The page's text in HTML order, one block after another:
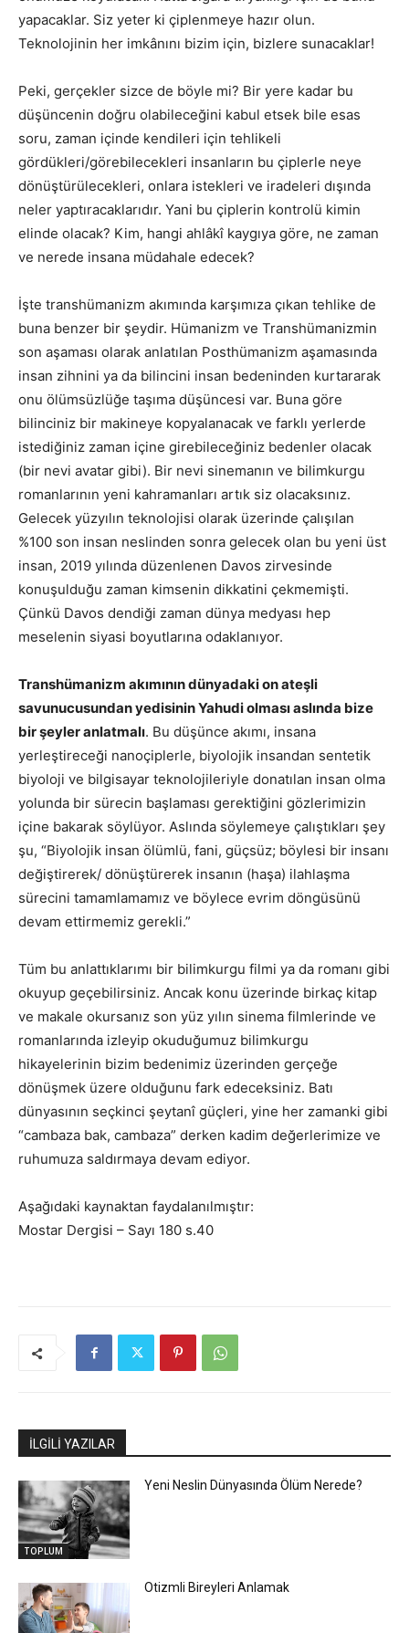
yapacaklar. Siz yeter ki çiplenmeye hazır olun.
Teknolojinin her imkânını bizim için, bizlere sunacaklar!
Peki, gerçekler sizce de böyle mi? Bir yere kadar bu
düşüncenin doğru olabileceğini kabul etsek bile esas
soru, zaman içinde kendileri için tehlikeli
gördükleri/görebilecekleri insanların bu çiplerle neye
dönüştürülecekleri, onlara istekleri ve iradeleri dışında
neler yaptıracaklarıdır. Yani bu çiplerin kontrolü kimin
elinde olacak? Kim, hangi ahlâkî kaygıya göre, ne zaman
ve nerede insana müdahale edecek?
İşte transhümanizm akımında karşımıza çıkan tehlike de
buna benzer bir şeydir. Hümanizm ve Transhümanizmin
son aşaması olarak anlatılan Posthümanizm aşamasında
insan zihnini ya da bilincini insan bedeninden kurtararak
onu ölümsüzlüğe taşıma düşüncesi var. Buna göre
bilinciniz bir makineye kopyalanacak ve farklı yerlerde
istediğiniz zaman içine girebileceğiniz bedenler olacak
(bir nevi avatar gibi). Bir nevi sinemanın ve bilimkurgu
romanlarının yeni kahramanları artık siz olacaksınız.
Gelecek yüzyılın teknolojisi olarak üzerinde çalışılan
%100 son insan neslinden sonra gelecek olan bu yeni üst
insan, 2019 yılında düzenlenen Davos zirvesinde
konuşulduğu zaman kimsenin dikkatini çekmemişti.
Çünkü Davos dendiği zaman dünya medyası hep
meselenin siyasi boyutlarına odaklanıyor.
Transhümanizm akımının dünyadaki on ateşli
savunucusundan yedisinin Yahudi olması aslında bize
bir şeyler anlatmalı. Bu düşünce akımı, insana
yerleştireceği nanoçiplerle, biyolojik insandan sentetik
biyoloji ve bilgisayar teknolojileriyle donatılan insan olma
yolunda bir sürecin başlaması gerektiğini gözlerimizin
içine bakarak söylüyor. Aslında söylemeye çalıştıkları şey
şu, “Biyolojik insan ölümlü, fani, güçsüz; böylesi bir insanı
değiştirerek/ dönüştürerek insanın (haşa) ilahlaşma
sürecini tamamlamamız ve böylece evrim döngüsünü
devam ettirmemiz gerekli.”
Tüm bu anlattıklarımı bir bilimkurgu filmi ya da romanı gibi
okuyup geçebilirsiniz. Ancak konu üzerinde birkaç kitap
ve makale okursanız son yüz yılın sinema filmlerinde ve
romanlarında izleyip okuduğumuz bilimkurgu
hikayelerinin bizim bedenimiz üzerinden gerçeğe
dönüşmek üzere olduğunu fark edeceksiniz. Batı
dünyasının seçkinci şeytanî güçleri, yine her zamanki gibi
“cambaza bak, cambaza” derken kadim değerlerimize ve
ruhumuza saldırmaya devam ediyor.
Aşağıdaki kaynaktan faydalanılmıştır:
Mostar Dergisi – Sayı 180 s.40
İLGİLİ YAZILAR
TOPLUM
Yeni Neslin Dünyasında Ölüm Nerede?
Otizmli Bireyleri Anlamak